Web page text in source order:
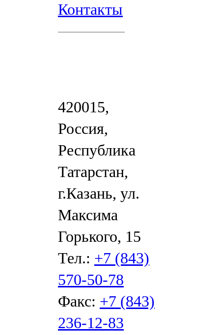
Контакты
420015,
Россия,
Республика
Татарстан,
г.Казань, ул.
Максима
Горького, 15
Тел.: +7 (843)
570-50-78
Факс: +7 (843)
236-12-83